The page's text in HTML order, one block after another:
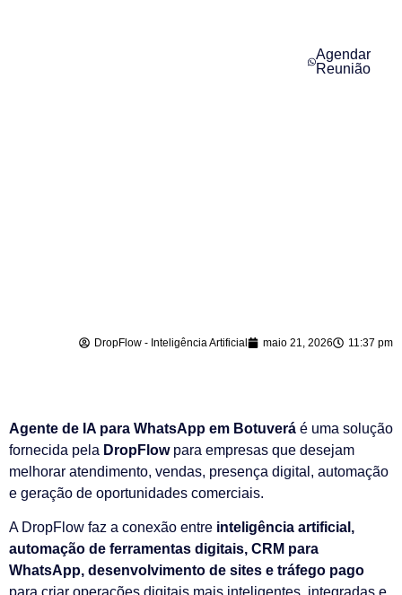
Agendar
Reunião
DropFlow - Inteligência Artificial maio 21, 2026 11:37 pm
Agente de IA para WhatsApp em Botuverá é uma solução
fornecida pela DropFlowpara empresas que desejam
melhorar atendimento, vendas, presença digital, automação
e geração de oportunidades comerciais.
A DropFlow faz a conexão entre inteligência artificial,
automação de ferramentas digitais, CRM para
WhatsApp, desenvolvimento de sites e tráfego pago